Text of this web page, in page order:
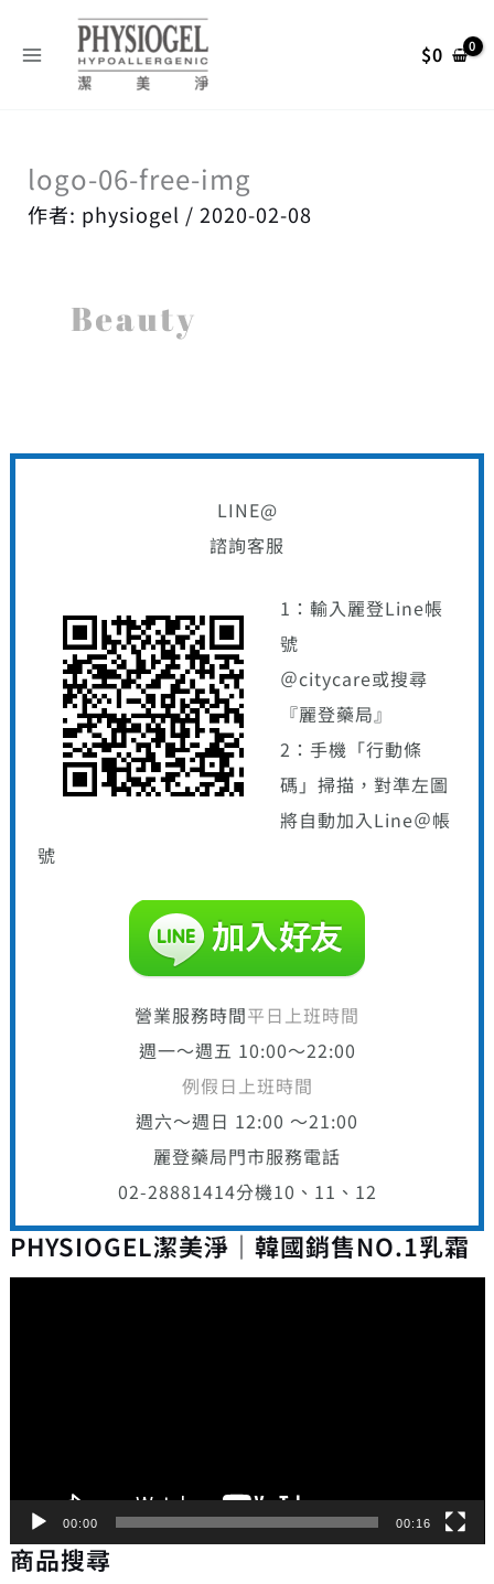
$0
logo-06-free-img
作者: physiogel / 2020-02-08
LINE@
諮詢客服
1：輸入麗登Line帳
號
＠citycare或搜尋
『麗登藥局』
2：手機「行動條
碼」掃描，對準左圖
將自動加入Line＠帳
號
營業服務時間平日上班時間
週一～週五 10:00～22:00
例假日上班時間
週六～週日 12:00 ～21:00
麗登藥局門市服務電話
02-28881414分機10、11、12
PHYSIOGEL潔美淨｜韓國銷售NO.1乳霜
00:00 00:16
商品搜尋
尋